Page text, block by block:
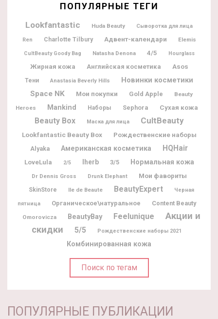
ПОПУЛЯРНЫЕ ТЕГИ
Lookfantastic Huda Beauty Сыворотка для лица
Ren Charlotte Tilbury Адвент-календари Elemis
CultBeauty Goody Bag Natasha Denona 4/5 Hourglass
Жирная кожа Английская косметика Asos
Тени Anastasia Beverly Hills
Новинки косметики
Space NK
Мои покупки Gold Apple
Beauty
Heroes
Mankind Наборы Sephora Сухая кожа
Beauty Box Маска для лица CultBeauty
Lookfantastic Beauty Box Рождественские наборы
Alyaka Американская косметика HQHair
LoveLula 2/5 Iherb 3/5 Нормальная кожа
Dr Dennis Gross Drunk Elephant Мои фавориты
SkinStore Ile de Beaute BeautyExpert Черная
пятница Органическое\натуральное Content Beauty
Omorovicza BeautyBay Feelunique
Акции и
скидки
5/5 Рождественские наборы 2021
Комбинированная кожа
Поиск по тегам
ПОПУЛЯРНЫЕ ПУБЛИКАЦИИ